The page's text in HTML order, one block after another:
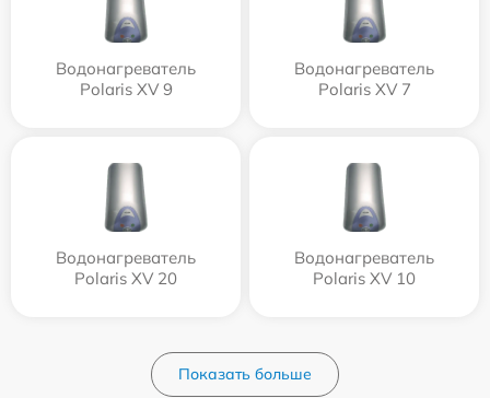
Водонагреватель
Polaris XV 9
Водонагреватель
Polaris XV 7
Водонагреватель
Polaris XV 20
Водонагреватель
Polaris XV 10
Показать больше